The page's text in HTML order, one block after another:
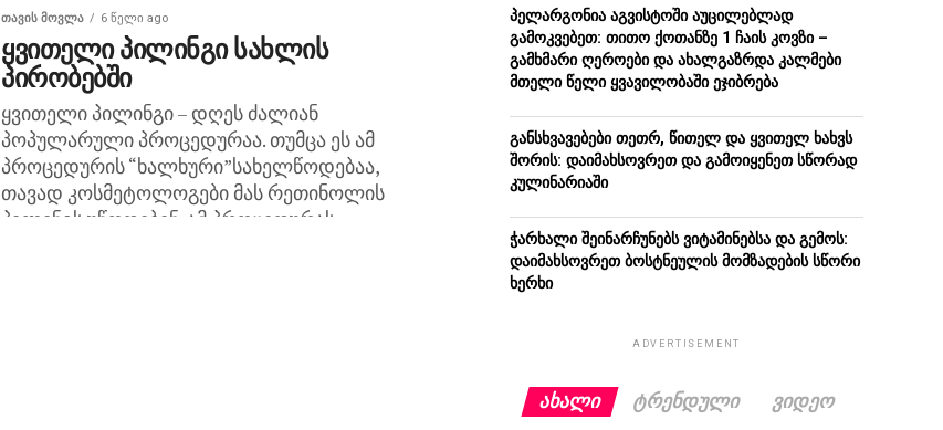
ᲗᲐᲕᲘᲡ ᲛᲝᲕᲚᲐ 6 წელი ago
ყვითელი პილინგი სახლის
პირობებში
ყვითელი პილინგი – დღეს ძალიან
პოპულარული პროცედურაა. თუმცა ეს ამ
პროცედურის “ხალხური”სახელწოდებაა,
თავად კოსმეტოლოგები მას რეთინოლის
პილინგს უწოდებენ. ამ პროცედურას
პელარგონია აგვისტოში აუცილებლად
გამოკვებეთ: თითო ქოთანზე 1 ჩაის კოვზი –
გამხმარი ღეროები და ახალგაზრდა კალმები
მთელი წელი ყვავილობაში ეჯიბრება
განსხვავებები თეთრ, წითელ და ყვითელ ხახვს
შორის: დაიმახსოვრეთ და გამოიყენეთ სწორად
კულინარიაში
ჭარხალი შეინარჩუნებს ვიტამინებსა და გემოს:
დაიმახსოვრეთ ბოსტნეულის მომზადების სწორი
ხერხი
ADVERTISEMENT
ᲐᲮᲐᲚᲘ ᲢᲠᲔᲜᲓᲣᲚᲘ ᲕᲘᲓᲔᲝ